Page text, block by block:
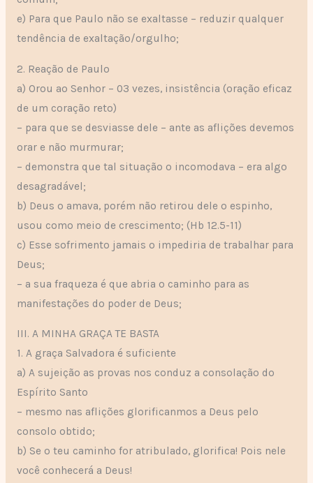
e) Para que Paulo não se exaltasse – reduzir qualquer
tendência de exaltação/orgulho;
2. Reação de Paulo
a) Orou ao Senhor – 03 vezes, insistência (oração eficaz
de um coração reto)
– para que se desviasse dele – ante as aflições devemos
orar e não murmurar;
– demonstra que tal situação o incomodava – era algo
desagradável;
b) Deus o amava, porém não retirou dele o espinho,
usou como meio de crescimento; (Hb 12.5-11)
c) Esse sofrimento jamais o impediria de trabalhar para
Deus;
– a sua fraqueza é que abria o caminho para as
manifestações do poder de Deus;
III. A MINHA GRAÇA TE BASTA
1. A graça Salvadora é suficiente
a) A sujeição as provas nos conduz a consolação do
Espírito Santo
– mesmo nas aflições glorificanmos a Deus pelo
consolo obtido;
b) Se o teu caminho for atribulado, glorifica! Pois nele
você conhecerá a Deus!